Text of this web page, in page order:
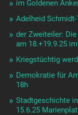
im Goldenen
Adelheid
der Zweiteiler:
am 18.+19.9.25
Kriegstüchtig
Demokratie für
18h
Stadtgeschichte
15.6.25